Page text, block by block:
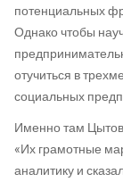
потенциальных
Однако чтобы
отучиться в
социальных
Именно там
«Их грамотные
аналитику и